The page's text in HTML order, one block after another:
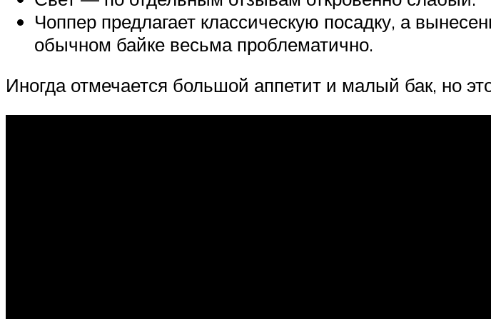
Чоппер предлагает классическую посадку, а
обычном байке весьма проблематично.
Иногда отмечается большой аппетит и малый бак, но